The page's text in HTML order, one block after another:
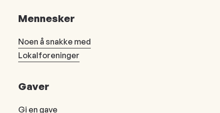
Mennesker
Noen å snakke med
Lokalforeninger
Gaver
Gi en gave